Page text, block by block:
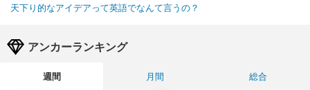
天下り的なアイデアって英語でなんて言うの？
アンカーランキング
週間 月間
総合